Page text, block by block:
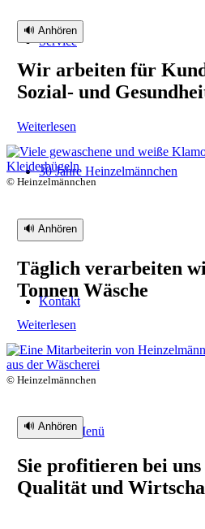
Service
30 Jahre Heinzelmännchen
Kontakt
Menü Menü
🔊 Anhören
Wir arbeiten für
Sozial- und
Weiterlesen
© Heinzelmännchen
🔊 Anhören
Täglich verarbeiten
Tonnen Wäsche
Weiterlesen
© Heinzelmännchen
🔊 Anhören
Sie profitieren bei uns
Qualität und